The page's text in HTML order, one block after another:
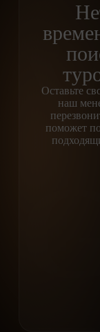
Оставьте
наш
поможет